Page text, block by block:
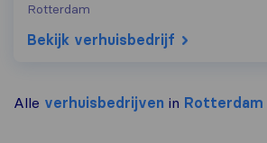
Rotterdam
Bekijk verhuisbedrijf
Alle verhuisbedrijven in Rotterdam